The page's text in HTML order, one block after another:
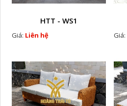
HTT - WS1
Giá: Liên hệ Giá: